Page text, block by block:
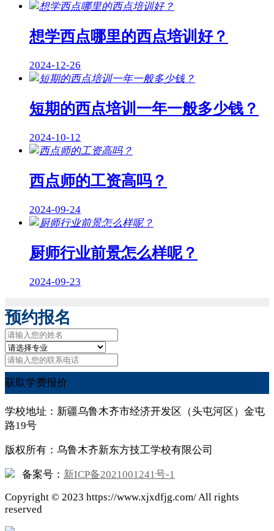
想学西点哪里的西点培训好？
2024-12-26
短期的西点培训一年一般多少钱？
2024-10-12
西点师的工资高吗？
2024-09-24
厨师行业前景怎么样呢？
2024-09-23
预约报名
获取学费报价
学校地址：新疆乌鲁木齐市经济开发区（头屯河区）金屯
路19号
版权所有：乌鲁木齐新东方技工学校有限公司
备案号： 新ICP备2021001241号-1
Copyright © 2023 https://www.xjxdfjg.com/ All rights
reserved